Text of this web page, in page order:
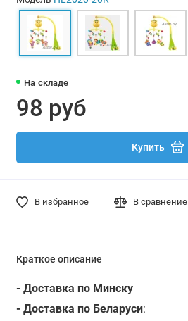
На складе
98 руб
Купить
В избранное В сравнение
Краткое описание
- Доставка по Минску
- Доставка по Беларуси: